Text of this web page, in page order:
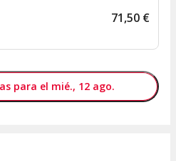
71,50 €
para el mié., 12 ago.